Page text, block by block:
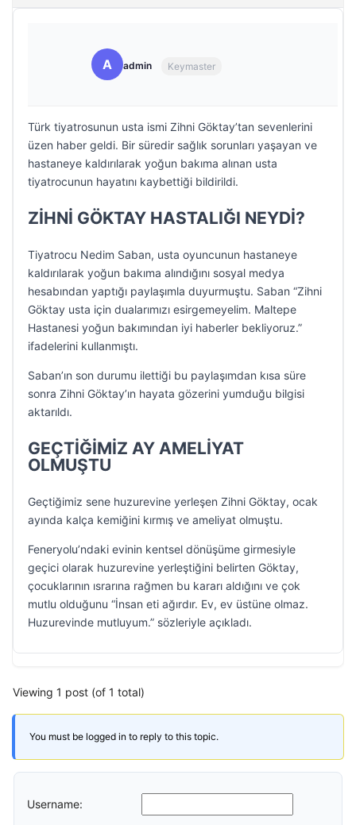
A admin Keymaster
Türk tiyatrosunun usta ismi Zihni Göktay’tan sevenlerini
üzen haber geldi. Bir süredir sağlık sorunları yaşayan ve
hastaneye kaldırılarak yoğun bakıma alınan usta
tiyatrocunun hayatını kaybettiği bildirildi.
ZİHNİ GÖKTAY HASTALIĞI NEYDİ?
Tiyatrocu Nedim Saban, usta oyuncunun hastaneye
kaldırılarak yoğun bakıma alındığını sosyal medya
hesabından yaptığı paylaşımla duyurmuştu. Saban “Zihni
Göktay usta için dualarımızı esirgemeyelim. Maltepe
Hastanesi yoğun bakımından iyi haberler bekliyoruz.”
ifadelerini kullanmıştı.
Saban’ın son durumu ilettiği bu paylaşımdan kısa süre
sonra Zihni Göktay’ın hayata gözerini yumduğu bilgisi
aktarıldı.
GEÇTİĞİMİZ AY AMELİYAT
OLMUŞTU
Geçtiğimiz sene huzurevine yerleşen Zihni Göktay, ocak
ayında kalça kemiğini kırmış ve ameliyat olmuştu.
Feneryolu’ndaki evinin kentsel dönüşüme girmesiyle
geçici olarak huzurevine yerleştiğini belirten Göktay,
çocuklarının ısrarına rağmen bu kararı aldığını ve çok
mutlu olduğunu “İnsan eti ağırdır. Ev, ev üstüne olmaz.
Huzurevinde mutluyum.” sözleriyle açıkladı.
Viewing 1 post (of 1 total)
You must be logged in to reply to this topic.
Username: